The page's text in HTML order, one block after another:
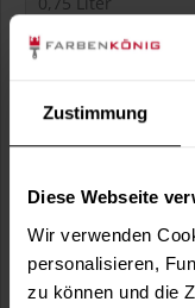
Zustimmung
Diese Webseite
Wir verwenden
personalisieren,
zu können und die
Verbrauch berechnen